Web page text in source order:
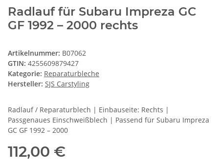
Radlauf für Subaru Impreza GC
GF 1992 – 2000 rechts
Artikelnummer: B07062
GTIN: 4255609879427
Kategorie: Reparaturbleche
Hersteller: SJS Carstyling
Radlauf / Reparaturblech | Einbauseite: Rechts |
Passgenaues Einschweißblech | Passend für Subaru Impreza
GC GF 1992 – 2000
112,00 €